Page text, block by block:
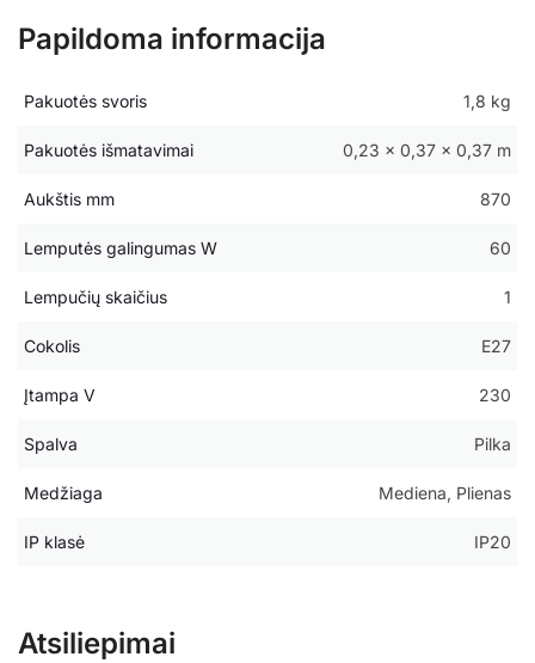
Papildoma informacija
Pakuotės svoris 1,8 kg
Pakuotės išmatavimai 0,23 × 0,37 × 0,37 m
Aukštis mm 870
Lemputės galingumas W 60
Lempučių skaičius 1
Cokolis E27
Įtampa V 230
Spalva Pilka
Medžiaga Mediena, Plienas
IP klasė IP20
Atsiliepimai